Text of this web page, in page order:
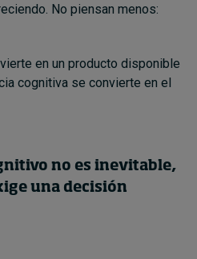
No piensan menos:
en un producto disponible
cognitiva se convierte en el
no es inevitable,
una decisión